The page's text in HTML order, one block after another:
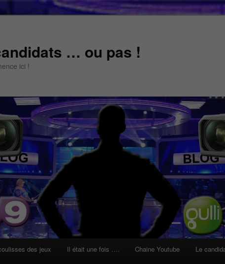
… ou pas !
ici !
des jeux Il était une fois …. Chaine Youtube Le